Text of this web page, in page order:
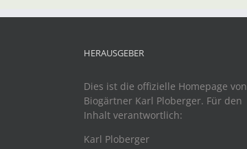
HERAUSGEBER
Dies ist die offizielle Homepage von
Biogärtner Karl Ploberger. Für den
Inhalt verantwortlich:
Karl Ploberger